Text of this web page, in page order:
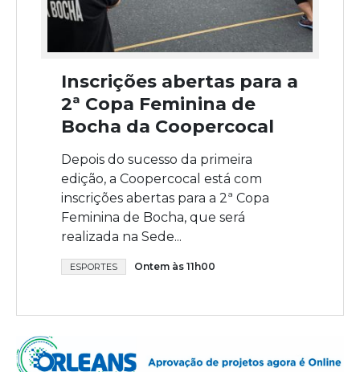
Inscrições abertas para a
2ª Copa Feminina de
Bocha da Coopercocal
Depois do sucesso da primeira
edição, a Coopercocal está com
inscrições abertas para a 2ª Copa
Feminina de Bocha, que será
realizada na Sede...
ESPORTES Ontem às 11h00